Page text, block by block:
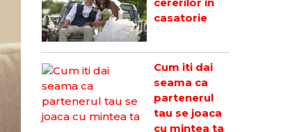
casatorie
Cum iti dai
seama ca
partenerul
tau se joaca
cu mintea ta